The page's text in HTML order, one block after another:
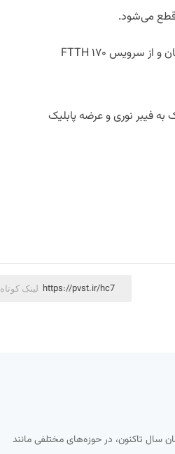
می‌شود.
او متوسط درآمد مخابرات از خطوط ADSL را ماهانه ۷۰ هزار تومان و از سرویس FTTH ۱۷۰
برای سال آینده اتصال ۱۵۰ هزار مشترک به فیبر نوری و عرضه پابلیک
لینک کوتاه https://pvst.ir/hc7
سال تاکنون، در حوزه‌های مختلفی مانند